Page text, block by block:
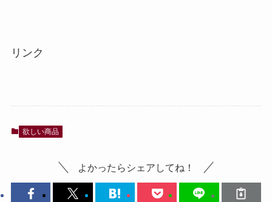
リンク
欲しい商品
よかったらシェアしてね！